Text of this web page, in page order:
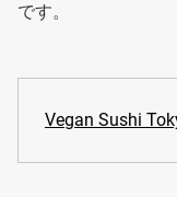
です。
Vegan Sushi